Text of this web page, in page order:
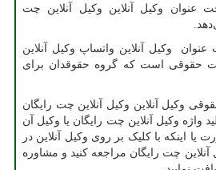
عنوان وکیل آنلاین وکیل آنلاین چت
وکیل آنلاین واتساپ وکیل آنلاین
حقوقی است که گروه حقوقدان برای
وکیل آنلاین وکیل آنلاین چت رایگان
واژه وکیل آنلاین چت رایگان یا وکیل آن
اینکه با کلیک بر روی وکیل آنلاین در
چت رایگان مراجعه کنید و مشاوره